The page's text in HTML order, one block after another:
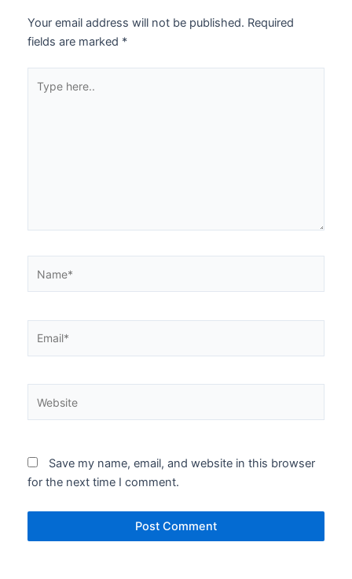
Your email address will not be published. Required
fields are marked *
here..
Save my name, email, and website in this browser
for the next time I comment.